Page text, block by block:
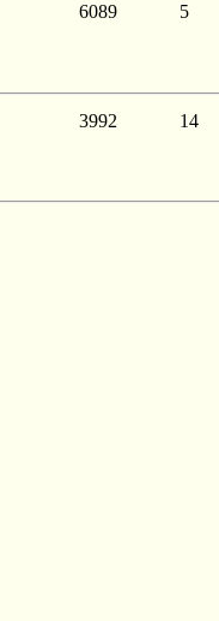
6089 5
3992 14